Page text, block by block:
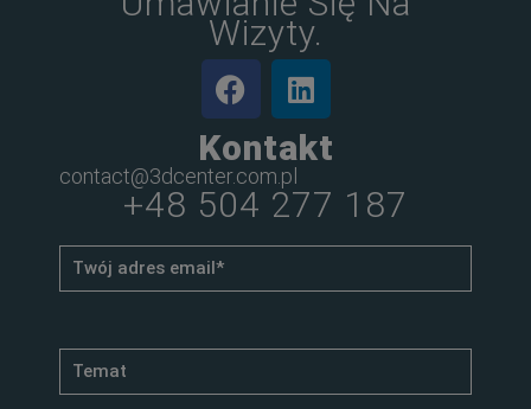
Wizyty.
Kontakt
contact@3dcenter.com.pl
+48 504 277 187